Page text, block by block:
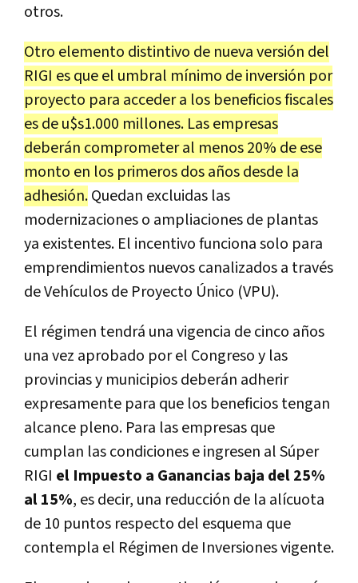
otros.
Otro elemento distintivo de nueva versión del
RIGI es que el umbral mínimo de inversión por
proyecto para acceder a los beneficios fiscales
es de u$s1.000 millones. Las empresas
deberán comprometer al menos 20% de ese
monto en los primeros dos años desde la
adhesión.Quedan excluidas las
modernizaciones o ampliaciones de plantas
ya existentes. El incentivo funciona solo para
emprendimientos nuevos canalizados a través
de Vehículos de Proyecto Único (VPU).
El régimen tendrá una vigencia de cinco años
una vez aprobado por el Congreso y las
provincias y municipios deberán adherir
expresamente para que los beneficios tengan
alcance pleno. Para las empresas que
cumplan las condiciones e ingresen al Súper
RIGI el Impuesto a Ganancias baja del 25%
al 15%, es decir, una reducción de la alícuota
de 10 puntos respecto del esquema que
contempla el Régimen de Inversiones vigente.